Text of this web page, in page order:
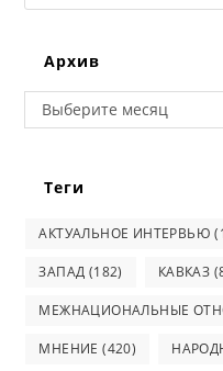
this
Архив
Архив
Выберите месяц
Теги
АКТУАЛЬНОЕ ИНТЕРВЬЮ
ЗАПАД (182) КАВКАЗ
МЕЖНАЦИОНАЛЬНЫЕ
МНЕНИЕ (420)